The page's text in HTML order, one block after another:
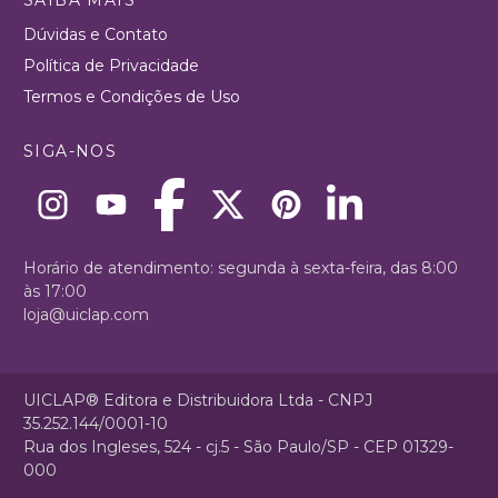
Dúvidas e Contato
Política de Privacidade
Termos e Condições de Uso
SIGA-NOS
Horário de atendimento: segunda à sexta-feira, das 8:00
às 17:00
loja@uiclap.com
UICLAP® Editora e Distribuidora Ltda - CNPJ
35.252.144/0001-10
Rua dos Ingleses, 524 - cj.5 - São Paulo/SP - CEP 01329-
000